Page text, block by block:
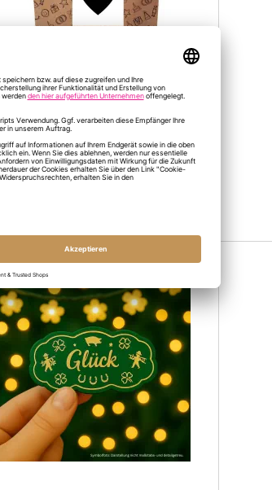
Geschenktüte HERZ - zum Befüllen